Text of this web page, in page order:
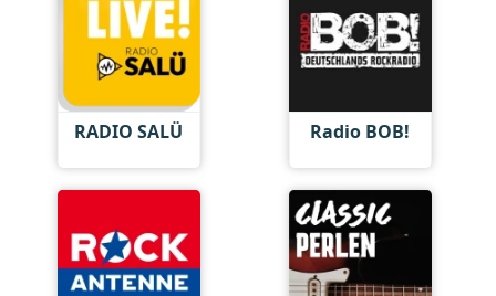
RADIO SALÜ Radio BOB!